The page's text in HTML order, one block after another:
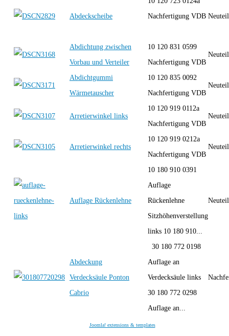
Abdeckscheibe
Nachfertigung VDB
Abdichtung zwischen
Vorbau und Verteiler
10 120 831 0599
Nachfertigung VDB
Abdichtgummi
Wärmetauscher
10 120 835 0092
Nachfertigung VDB
Arretierwinkel links
10 120 919 0112a
Nachfertigung VDB
Arretierwinkel rechts
10 120 919 0212a
Nachfertigung VDB
Auflage Rückenlehne
10 180 910 0391
Auflage
Rückenlehne
Sitzhöhenverstellung
links 10 180 910...
Abdeckung
Verdecksäule Ponton
Cabrio
30 180 772 0198
Auflage an
Verdecksäule links
30 180 772 0298
Auflage an...
Joomla! extensions & templates